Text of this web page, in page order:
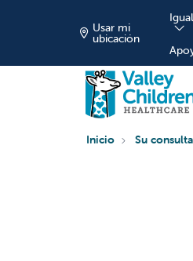
Usar mi
ubicación
Inicio Su consulta